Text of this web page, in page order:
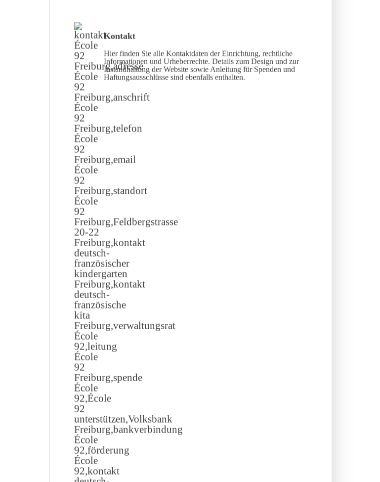
Kontakt
Hier finden Sie alle Kontaktdaten der Einrichtung, rechtliche
Informationen und Urheberrechte. Details zum Design und zur
Instandhaltung der Website sowie Anleitung für Spenden und
Haftungsausschlüsse sind ebenfalls enthalten.